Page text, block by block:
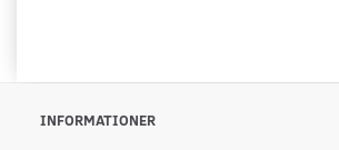
INFORMATIONER